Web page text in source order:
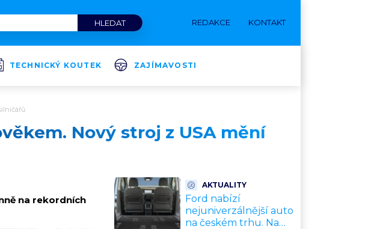
REDAKCE KONTAKT
TECHNICKÝ KOUTEK ZAJÍMAVOSTI
Nový stroj z USA mění
na rekordních
AKTUALITY
Ford nabízí
nejuniverzálnější auto
na českém trhu. Na